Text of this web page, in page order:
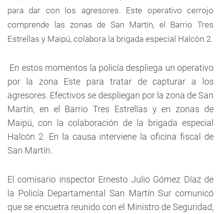
para dar con los agresores. Este operativo cerrojo
comprende las zonas de San Martín, el Barrio Tres
Estrellas y Maipú, colabora la brigada especial Halcón 2.
En estos momentos la policía despliega un operativo
por la zona Este para tratar de capturar a los
agresores. Efectivos se despliegan por la zona de San
Martín, en el Barrio Tres Estrellas y en zonas de
Maipú, con la colaboración de la brigada especial
Halcón 2. En la causa interviene la oficina fiscal de
San Martín.
El comisario inspector Ernesto Julio Gómez Díaz de
la Policía Departamental San Martín Sur comunicó
que se encuetra reunido con el Ministro de Seguridad,